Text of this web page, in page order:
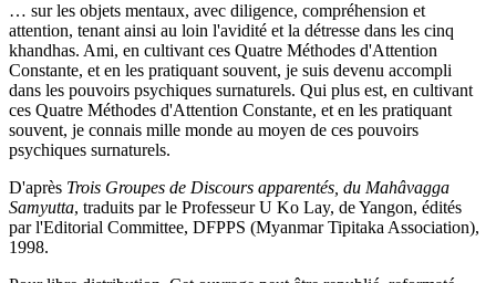
… sur les objets mentaux, avec diligence, compréhension et
attention, tenant ainsi au loin l'avidité et la détresse dans les cinq
khandhas. Ami, en cultivant ces Quatre Méthodes d'Attention
Constante, et en les pratiquant souvent, je suis devenu accompli
dans les pouvoirs psychiques surnaturels. Qui plus est, en cultivant
ces Quatre Méthodes d'Attention Constante, et en les pratiquant
souvent, je connais mille monde au moyen de ces pouvoirs
psychiques surnaturels.
D'après Trois Groupes de Discours apparentés, du Mahâvagga
Samyutta, traduits par le Professeur U Ko Lay, de Yangon, édités
par l'Editorial Committee, DFPPS (Myanmar Tipitaka Association),
1998.